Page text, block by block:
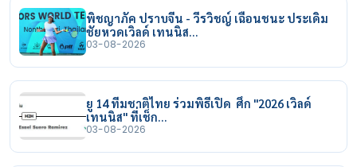
พิชญาภัค ปราบจีน - วีรวิชญ์ เฉือนชนะ ประเดิม
ชัยหวดเวิลด์ เทนนิส…
03-08-2026
ยู 14 ทีมชาติไทย ร่วมพิธีเปิด ศึก "2026 เวิลด์
เทนนิส" ที่เช็ก…
03-08-2026